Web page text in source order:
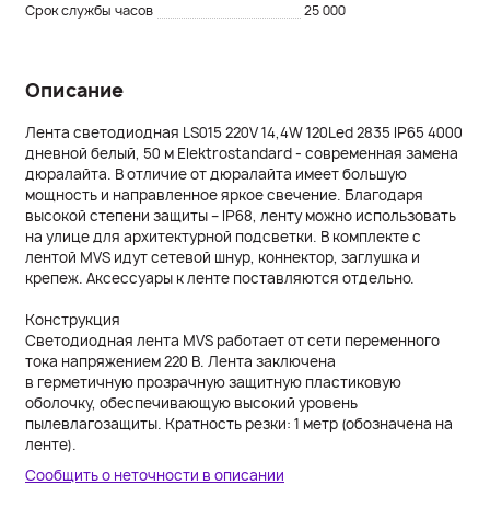
Описание
Лента светодиодная LS015 220V 14,4W 120Led 2835 IP65 4000
дневной белый, 50 м Elektrostandard - современная замена
дюралайта. В отличие от дюралайта имеет большую
мощность и направленное яркое свечение. Благодаря
высокой степени защиты – IP68, ленту можно использовать
на улице для архитектурной подсветки. В комплекте с
лентой MVS идут сетевой шнур, коннектор, заглушка и
крепеж. Аксессуары к ленте поставляются отдельно.
Конструкция
Светодиодная лента MVS работает от сети переменного
тока напряжением 220 В. Лента заключена
в герметичную прозрачную защитную пластиковую
оболочку, обеспечивающую высокий уровень
пылевлагозащиты. Кратность резки: 1 метр (обозначена на
ленте).
Срок службы часов
25 000
Сообщить о неточности в описании